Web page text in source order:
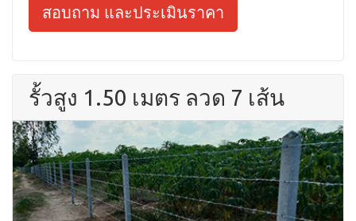
สอบถาม และประเมินราคา
รั้วสูง 1.50 เมตร ลวด 7 เส้น